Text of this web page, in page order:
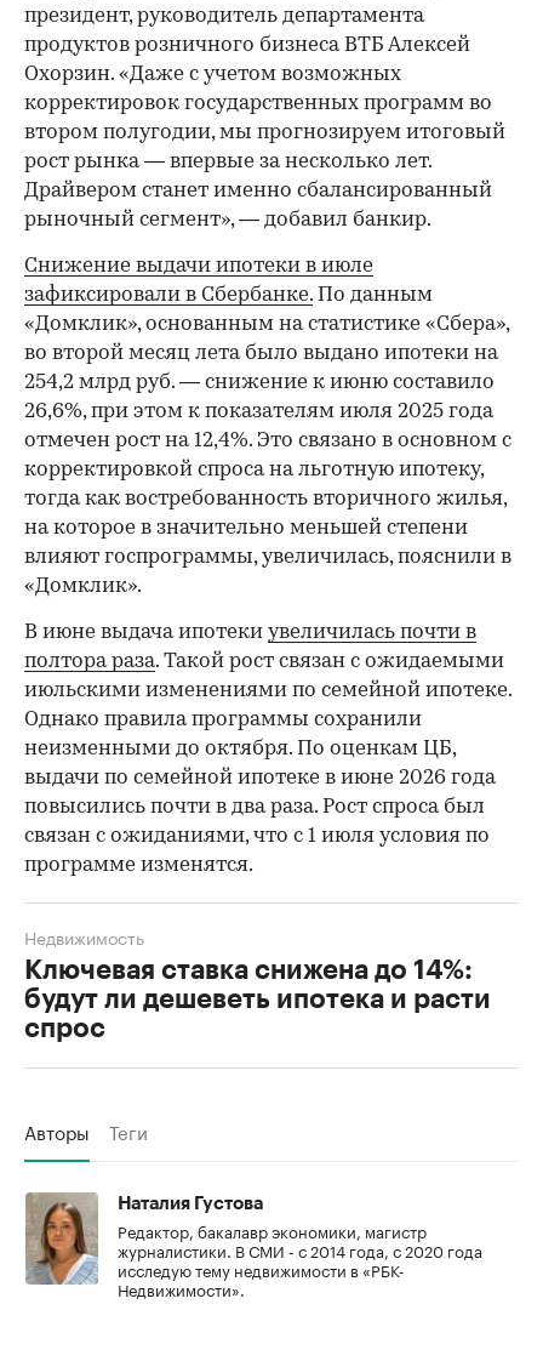
президент, руководитель департамента
продуктов розничного бизнеса ВТБ Алексей
Охорзин. «Даже с учетом возможных
корректировок государственных программ во
втором полугодии, мы прогнозируем итоговый
рост рынка — впервые за несколько лет.
Драйвером станет именно сбалансированный
рыночный сегмент», — добавил банкир.
Снижение выдачи ипотеки в июле
зафиксировали в Сбербанке. По данным
«Домклик», основанным на статистике «Сбера»,
во второй месяц лета было выдано ипотеки на
254,2 млрд руб. — снижение к июню составило
26,6%, при этом к показателям июля 2025 года
отмечен рост на 12,4%. Это связано в основном с
корректировкой спроса на льготную ипотеку,
тогда как востребованность вторичного жилья,
на которое в значительно меньшей степени
влияют госпрограммы, увеличилась, пояснили в
«Домклик».
В июне выдача ипотеки увеличилась почти в
полтора раза. Такой рост связан с ожидаемыми
июльскими изменениями по семейной ипотеке.
Однако правила программы сохранили
неизменными до октября. По оценкам ЦБ,
выдачи по семейной ипотеке в июне 2026 года
повысились почти в два раза. Рост спроса был
связан с ожиданиями, что с 1 июля условия по
программе изменятся.
Ключевая ставка снижена до 14%:
будут ли дешеветь ипотека и расти
спрос
Недвижимость
Авторы Теги
Наталия Густова
Редактор, бакалавр экономики, магистр
журналистики. В СМИ - с 2014 года, с 2020 года
исследую тему недвижимости в «РБК-
Недвижимости».